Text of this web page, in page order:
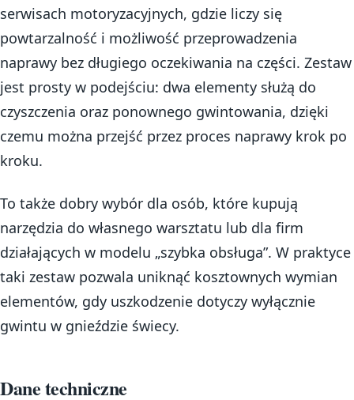
serwisach motoryzacyjnych, gdzie liczy się
powtarzalność i możliwość przeprowadzenia
naprawy bez długiego oczekiwania na części. Zestaw
jest prosty w podejściu: dwa elementy służą do
czyszczenia oraz ponownego gwintowania, dzięki
czemu można przejść przez proces naprawy krok po
kroku.
To także dobry wybór dla osób, które kupują
narzędzia do własnego warsztatu lub dla firm
działających w modelu „szybka obsługa”. W praktyce
taki zestaw pozwala uniknąć kosztownych wymian
elementów, gdy uszkodzenie dotyczy wyłącznie
gwintu w gnieździe świecy.
Dane techniczne